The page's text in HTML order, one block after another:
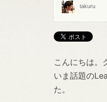
takuru
こんにちは。
いま話題の
た。